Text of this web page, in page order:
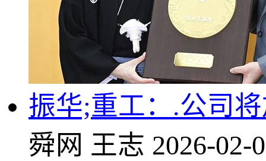
振华;重工：.公司
舜网 王志 2026-02-